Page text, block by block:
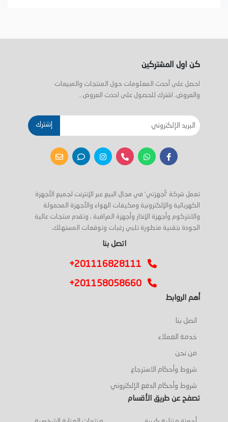
كن اول المشتركين
احصل على أحدث المعلومات حول المنتجات والمبيعات
والعروض. اشترك للحصول على احدث العروض .
إشترك
تعمل شركة 'أجهزتي' في مجال البيع عبر الإنترنت لجميع الأجهزة
الكهربائية والإلكترونية ومكيفات الهواء والأجهزة المحمولة
والانتركوم وأجهزة الإنذار وأجهزة المراقبة ، وتقدم منتجات عالية
الجودة بتقنية متطورة تلبي رغبات وتوقعات المستهلك.
اتصل بنا
+201116828111
+201158058660
أهم الروابط
اتصل بنا
خدمة العملاء
من نحن
شروط وأحكام الاسترجاع
شروط وأحكام الدفع الإلكتروني
تصفح عن طريق الأقسام